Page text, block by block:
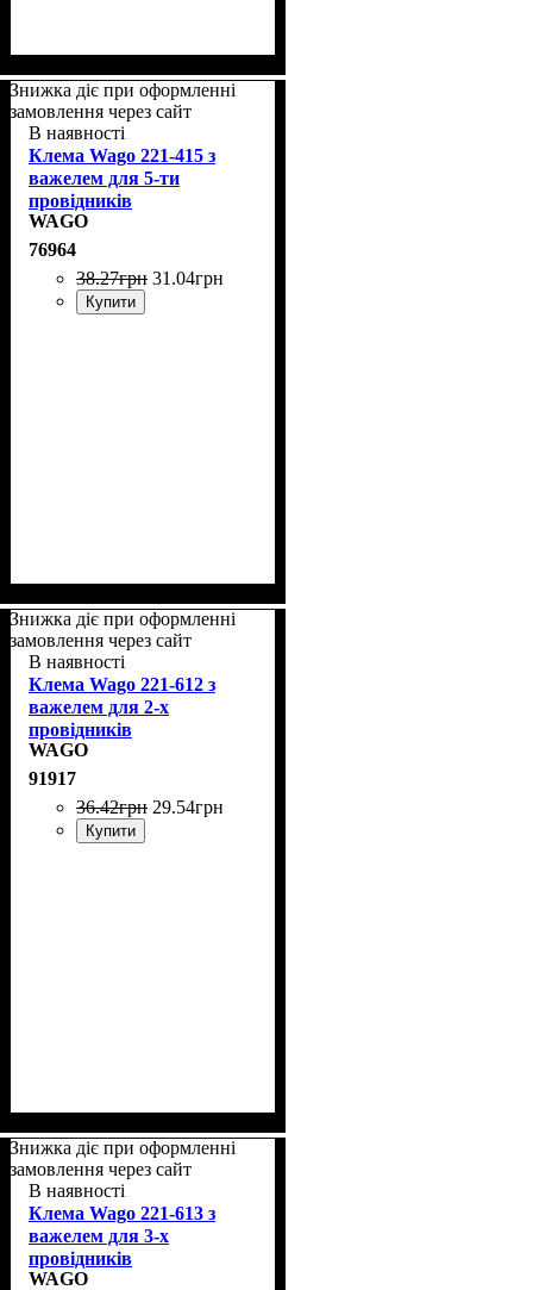
Знижка діє при оформленні
замовлення через сайт
В наявності
Клема Wago 221-415 з
важелем для 5-ти
провідників
WAGO
76964
38.27грн 31 .04грн
Купити
Знижка діє при оформленні
замовлення через сайт
В наявності
Клема Wago 221-612 з
важелем для 2-х
провідників
WAGO
91917
36.42грн 29.54грн
Купити
Знижка діє при оформленні
замовлення через сайт
В наявності
Клема Wago 221-613 з
важелем для 3-х
провідників
WAGO